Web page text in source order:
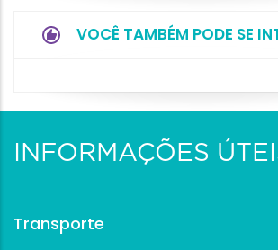
VOCÊ TAMBÉM PODE SE
INFORMAÇÕES
Transporte